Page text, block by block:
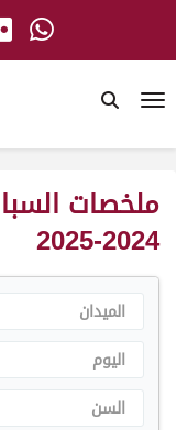
ملخصات
2024-2025
الميدان
اليوم
السن